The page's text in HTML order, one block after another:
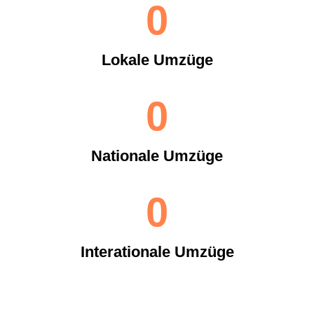
Lokale Umzüge
0
Nationale Umzüge
0
Interationale Umzüge
0